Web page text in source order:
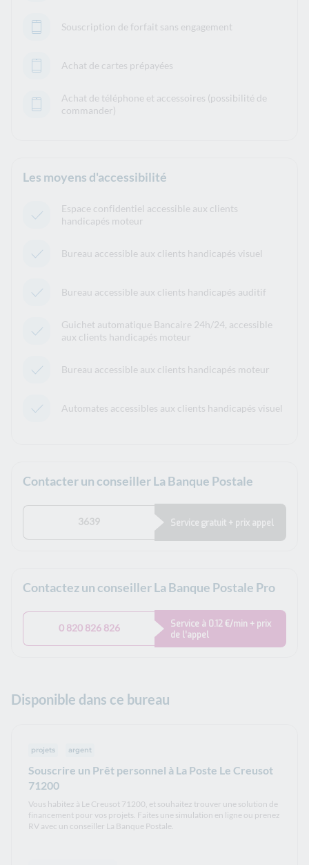
Souscription de forfait sans engagement
Achat de cartes prépayées
Achat de téléphone et accessoires (possibilité de
commander)
Les moyens d'accessibilité
Espace confidentiel accessible aux clients
handicapés moteur
Bureau accessible aux clients handicapés visuel
Bureau accessible aux clients handicapés auditif
Guichet automatique Bancaire 24h/24, accessible
aux clients handicapés moteur
Bureau accessible aux clients handicapés moteur
Automates accessibles aux clients handicapés visuel
Contacter un conseiller La Banque Postale
3639 Service gratuit + prix appel
Contactez un conseiller La Banque Postale Pro
0 820 826 826
Service à 0.12 €/min + prix
de l’appel
Disponible dans ce bureau
Souscrire un Prêt personnel à La Poste Le Creusot
71200
projets argent
Vous habitez à Le Creusot 71200, et souhaitez trouver une solution de
financement pour vos projets. Faites une simulation en ligne ou prenez
RV avec un conseiller La Banque Postale.